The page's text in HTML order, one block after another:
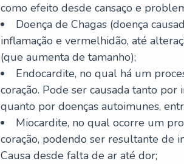
como efeito desde cansaço e
Doença de Chagas (doença
inflamação e vermelhidão, até
(que aumenta de tamanho);
Endocardite, no qual há um
coração. Pode ser causada tanto
quanto por doenças autoimunes,
Miocardite, no qual ocorre um
coração, podendo ser resultante de
Causa desde falta de ar até dor;